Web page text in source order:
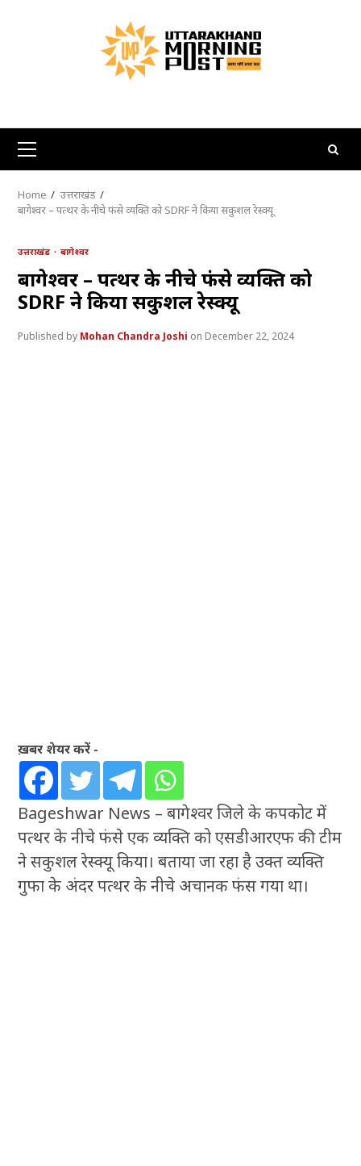
Primary
Menu
Home
उत्तराखंड
बागेश्वर – पत्थर के नीचे फंसे व्यक्ति को SDRF ने किया सकुशल रेस्क्यू
उत्तराखंड बागेश्वर
बागेश्वर – पत्थर के नीचे फंसे व्यक्ति को
SDRF ने किया सकुशल रेस्क्यू
Mohan Chandra Joshi December 22, 2024
ख़बर शेयर करें -
Bageshwar News – बागेश्वर जिले के कपकोट में
पत्थर के नीचे फंसे एक व्यक्ति को एसडीआरएफ की टीम
ने सकुशल रेस्क्यू किया। बताया जा रहा है उक्त व्यक्ति
गुफा के अंदर पत्थर के नीचे अचानक फंस गया था।